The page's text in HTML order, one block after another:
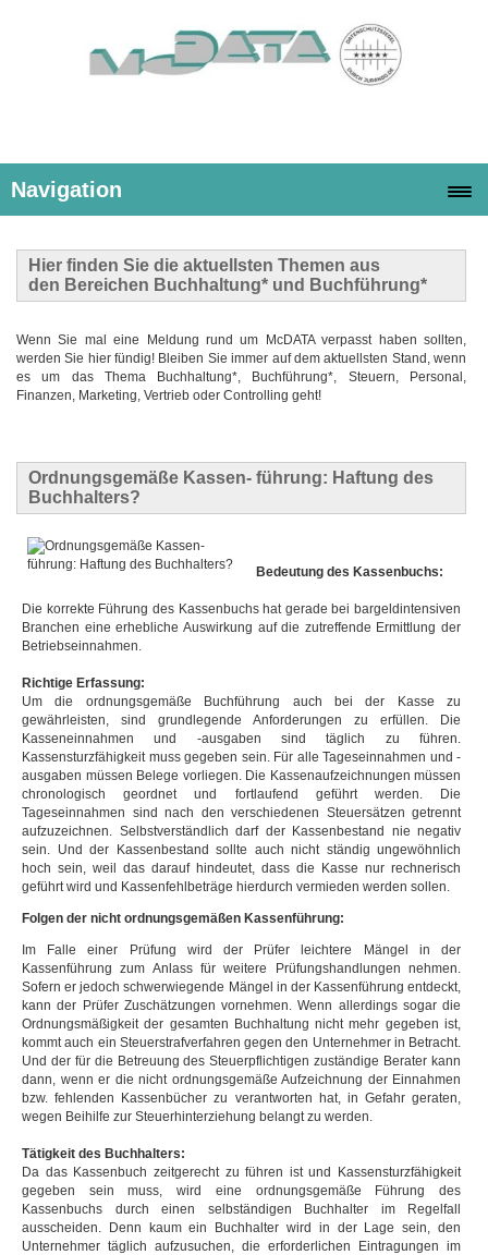
Navigation
Hier finden Sie die aktuellsten Themen aus
den Bereichen Buchhaltung* und Buchführung*
Wenn Sie mal eine Meldung rund um McDATA verpasst haben sollten,
werden Sie hier fündig! Bleiben Sie immer auf dem aktuellsten Stand, wenn
es um das Thema Buchhaltung*, Buchführung*, Steuern, Personal,
Finanzen, Marketing, Vertrieb oder Controlling geht!
Ordnungsgemäße Kassen- führung: Haftung des
Buchhalters?
Bedeutung des Kassenbuchs:
Die korrekte Führung des Kassenbuchs hat gerade bei bargeldintensiven
Branchen eine erhebliche Auswirkung auf die zutreffende Ermittlung der
Betriebseinnahmen.
Richtige Erfassung:
Um die ordnungsgemäße Buchführung auch bei der Kasse zu
gewährleisten, sind grundlegende Anforderungen zu erfüllen. Die
Kasseneinnahmen und -ausgaben sind täglich zu führen.
Kassensturzfähigkeit muss gegeben sein. Für alle Tageseinnahmen und -
ausgaben müssen Belege vorliegen. Die Kassenaufzeichnungen müssen
chronologisch geordnet und fortlaufend geführt werden. Die
Tageseinnahmen sind nach den verschiedenen Steuersätzen getrennt
aufzuzeichnen. Selbstverständlich darf der Kassenbestand nie negativ
sein. Und der Kassenbestand sollte auch nicht ständig ungewöhnlich
hoch sein, weil das darauf hindeutet, dass die Kasse nur rechnerisch
geführt wird und Kassenfehlbeträge hierdurch vermieden werden sollen.
Folgen der nicht ordnungsgemäßen Kassenführung:
Im Falle einer Prüfung wird der Prüfer leichtere Mängel in der
Kassenführung zum Anlass für weitere Prüfungshandlungen nehmen.
Sofern er jedoch schwerwiegende Mängel in der Kassenführung entdeckt,
kann der Prüfer Zuschätzungen vornehmen. Wenn allerdings sogar die
Ordnungsmäßigkeit der gesamten Buchhaltung nicht mehr gegeben ist,
kommt auch ein Steuerstrafverfahren gegen den Unternehmer in Betracht.
Und der für die Betreuung des Steuerpflichtigen zuständige Berater kann
dann, wenn er die nicht ordnungsgemäße Aufzeichnung der Einnahmen
bzw. fehlenden Kassenbücher zu verantworten hat, in Gefahr geraten,
wegen Beihilfe zur Steuerhinterziehung belangt zu werden.
Tätigkeit des Buchhalters:
Da das Kassenbuch zeitgerecht zu führen ist und Kassensturzfähigkeit
gegeben sein muss, wird eine ordnungsgemäße Führung des
Kassenbuchs durch einen selbständigen Buchhalter im Regelfall
ausscheiden. Denn kaum ein Buchhalter wird in der Lage sein, den
Unternehmer täglich aufzusuchen, die erforderlichen Eintragungen im